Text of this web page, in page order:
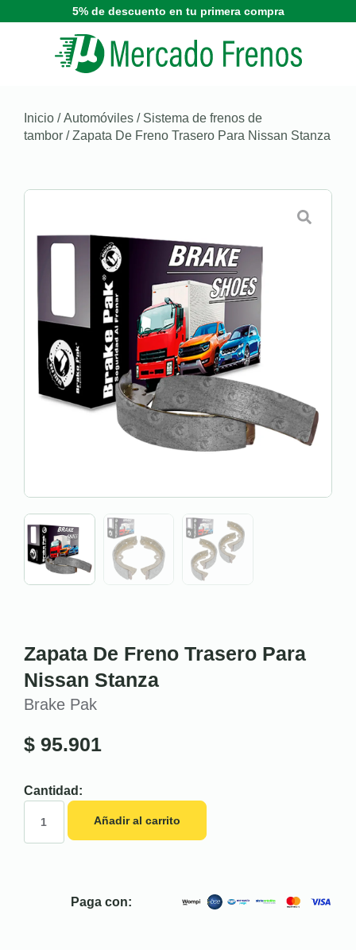
5% de descuento en tu primera compra
Inicio /Automóviles / Sistema de frenos de
tambor / Zapata De Freno Trasero Para Nissan Stanza
Zapata De Freno Trasero Para
Nissan Stanza
Brake Pak
$ 95.901
Cantidad:
Añadir al carrito
Paga con: